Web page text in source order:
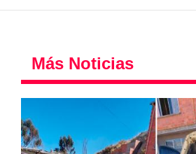
Más Noticias